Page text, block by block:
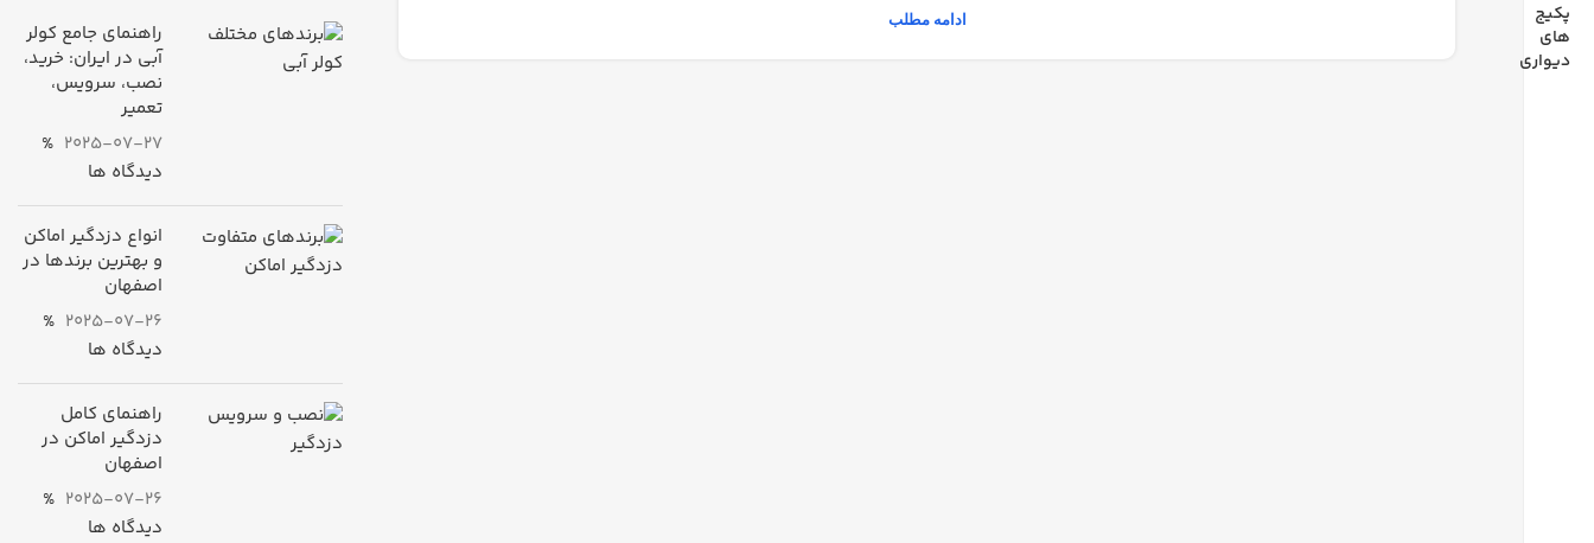
ادامه مطلب
راهنمای جامع کولر
آبی در ایران: خرید،
نصب، سرویس،
تعمیر
2025-07-27
%
دیدگاه ها
انواع دزدگیر اماکن
و بهترین برندها در
اصفهان
2025-07-26
%
دیدگاه ها
راهنمای کامل
دزدگیر اماکن در
اصفهان
2025-07-26
%
دیدگاه ها